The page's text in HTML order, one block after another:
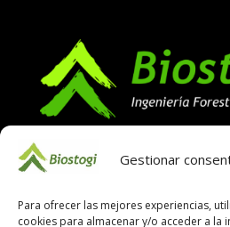
Gestionar
Para ofrecer las mejores experiencias,
cookies para almacenar y/o acceder a la
© 2023
Dirección